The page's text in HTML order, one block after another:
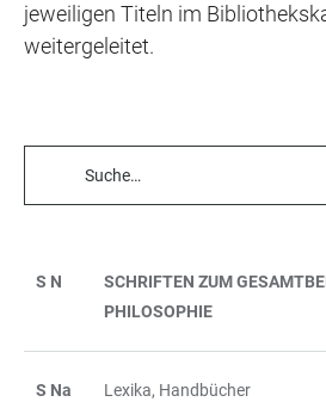
jeweiligen Titeln im
weitergeleitet.
TABELLENFILTER
TABELLE
S N
SCHRIFTEN ZUM
PHILOSOPHIE
S Na Lexika, Handbücher